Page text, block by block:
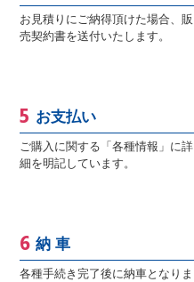
お見積りにご納得頂けた場合、販
売契約書を送付いたします。
お支払い
ご購入に関する「各種情報」に詳
細を明記しています。
納 車
各種手続き完了後に納車となりま